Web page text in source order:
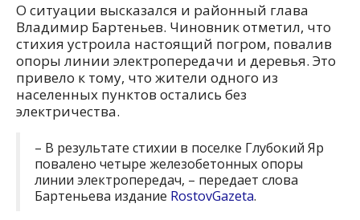
О ситуации высказался и районный глава
Владимир Бартеньев. Чиновник отметил, что
стихия устроила настоящий погром, повалив
опоры линии электропередачи и деревья. Это
привело к тому, что жители одного из
населенных пунктов остались без
электричества.
– В результате стихии в поселке Глубокий Яр
повалено четыре железобетонных опоры
линии электропередач, – передает слова
Бартеньева издание RostovGazeta.